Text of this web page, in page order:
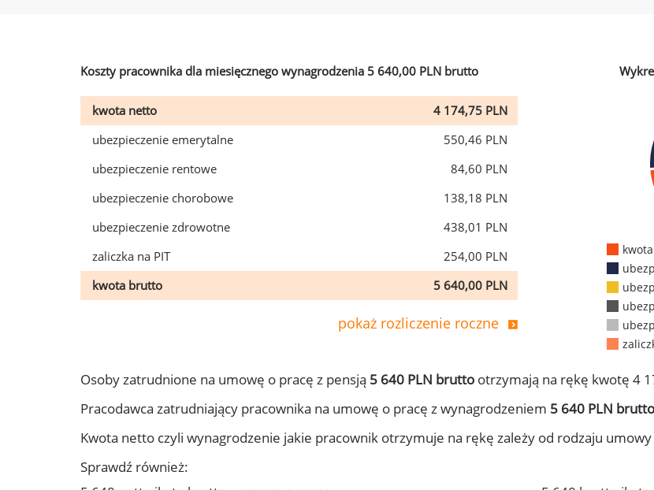
Koszty pracownika dla miesięcznego wynagrodzenia 5 640,00 PLN brutto
kwota netto
4 174,75 PLN
ubezpieczenie emerytalne
550,46 PLN
ubezpieczenie rentowe
84,60 PLN
ubezpieczenie chorobowe
138,18 PLN
ubezpieczenie zdrowotne
438,01 PLN
zaliczka na PIT
254,00 PLN
kwota brutto
5 640,00 PLN
pokaż rozliczenie roczne
Osoby zatrudnione na umowę o pracę z pensją 5 640 PLN brutto otrzymają na rękę kwotę 4
Pracodawca zatrudniający pracownika na umowę o pracę z wynagrodzeniem 5 640 PLN brutto
Kwota netto czyli wynagrodzenie jakie pracownik otrzymuje na rękę zależy od rodzaju
Sprawdź również: